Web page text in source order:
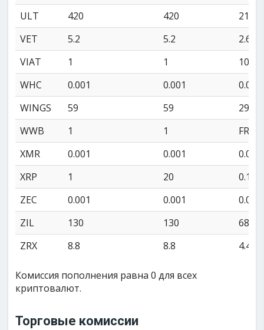
ULT
420 420
210
VET
5.2 5.2
2.6
VIAT
1 1
10
WHC
0.001 0.001
0.01
WINGS
59 59
29
WWB
1 1
FREE
XMR
0.001 0.001
0.04
XRP
1 20
0.15
ZEC
0.001 0.001
0.001
ZIL
130 130
68
ZRX
8.8 8.8 4.4
Комиссия пополнения равна 0 для всех
криптовалют.
Торговые комиссии